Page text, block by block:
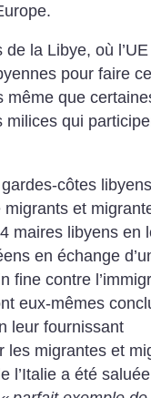
la Libye, où
pour faire
même que
qui
côtes
et
maires libyens en
en échange
fine contre
eux-mêmes
leur fournissant
les migrantes et
­l’Italie a été